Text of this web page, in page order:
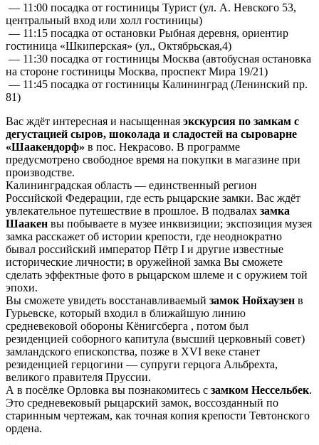
— 11:00 посадка от гостиницы Турист (ул. А. Невского 53,
центральный вход или холл гостиницы)
— 11:15 посадка от остановки Рыбная деревня, ориентир
гостиница «Шкиперская» (ул., Октябрьская,4)
— 11:30 посадка от гостиницы Москва (автобусная остановка
на стороне гостиницы Москва, проспект Мира 19/21)
— 11:45 посадка от гостиницы Калининград (Ленинский пр.
81)
Вас ждёт интересная и насыщенная экскурсия по замкам с
дегустацией сыров, шоколада и сладостей на сыроварне
«Шаакендорф» в пос. Некрасово. В программе
предусмотрено свободное время на покупки в магазине при
производстве.
Калининградская область — единственный регион
Российской Федерации, где есть рыцарские замки. Вас ждёт
увлекательное путешествие в прошлое. В подвалах замка
Шаакен вы побываете в музее инквизиции; экспозиция музея
замка расскажет об истории крепости, где неоднократно
бывал российский император Пётр I и другие известные
исторические личности; в оружейной замка Вы сможете
сделать эффектные фото в рыцарском шлеме и с оружием той
эпохи.
Вы сможете увидеть восстанавливаемый замок Нойхаузен в
Гурьевске, который входил в ближайшую линию
средневековой обороны Кёнигсберга , потом был
резиденцией соборного капитула (высший церковный совет)
замландского епископства, позже в XVI веке станет
резиденцией герцогини — супруги герцога Альбрехта,
великого правителя Пруссии.
А в посёлке Орловка вы познакомитесь с замком Нессельбек.
Это cредневековый рыцарский замок, воссозданный по
старинным чертежам, как точная копия крепости Тевтонского
ордена.